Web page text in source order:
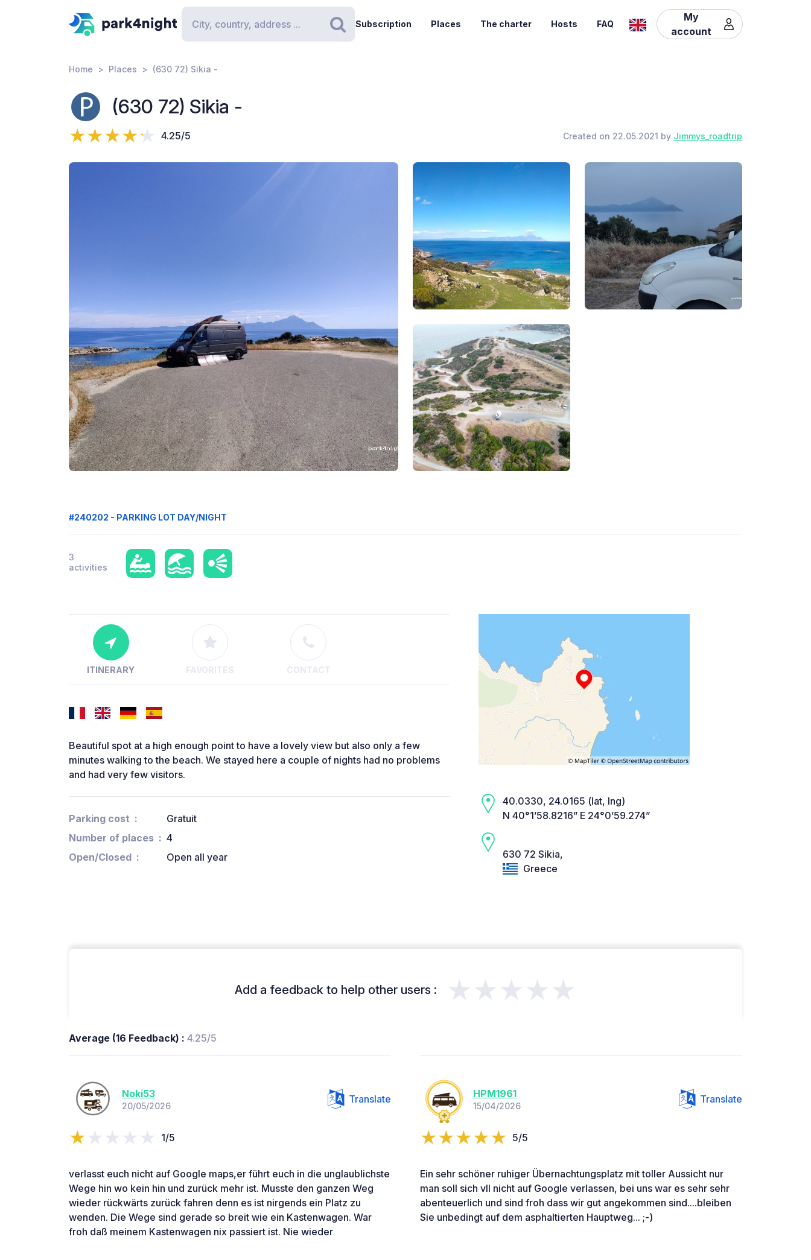
Search
Subscription Places The charter Hosts FAQ
My
account
Home Places (630 72) Sikia -
(630 72) Sikia -
4.25/5 Created on 22.05.2021 by Jimmys_roadtrip
#240202 - PARKING LOT DAY/NIGHT
3
activities
ITINERARY FAVORITES CONTACT
Beautiful spot at a high enough point to have a lovely view but also only a few
minutes walking to the beach. We stayed here a couple of nights had no problems
and had very few visitors.
Parking cost
Gratuit
Number of places
4
Open/Closed
Open all year
40.0330, 24.0165 (lat, lng)
N 40°1’58.8216” E 24°0’59.274”
630 72 Sikia,
Greece
Add a feedback to help other users : ★★★★★
Average (16 Feedback) : 4.25/5
Noki53
20/05/2026
Translate
1/5
verlasst euch nicht auf Google maps,er führt euch in die unglaublichste
Wege hin wo kein hin und zurück mehr ist. Musste den ganzen Weg
wieder rückwärts zurück fahren denn es ist nirgends ein Platz zu
wenden. Die Wege sind gerade so breit wie ein Kastenwagen. War
froh daß meinem Kastenwagen nix passiert ist. Nie wieder
HPM1961
15/04/2026
Translate
5/5
Ein sehr schöner ruhiger Übernachtungsplatz mit toller Aussicht nur
man soll sich vll nicht auf Google verlassen, bei uns war es sehr sehr
abenteuerlich und sind froh dass wir gut angekommen sind....bleiben
Sie unbedingt auf dem asphaltierten Hauptweg... ;-)